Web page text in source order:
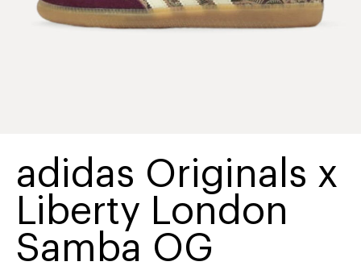
adidas Originals x
Liberty London
Samba OG